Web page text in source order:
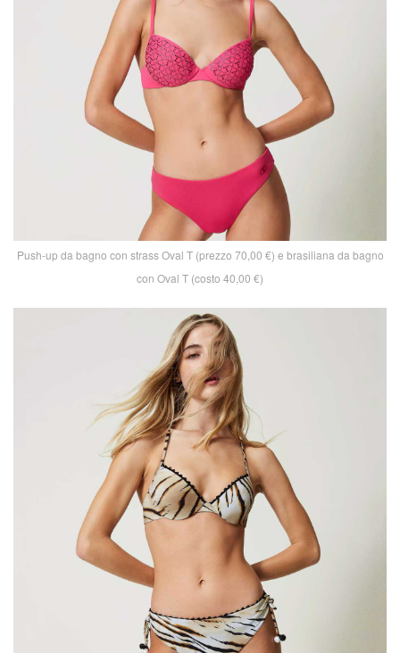
Push-up da bagno con strass Oval T (prezzo 70,00 €) e brasiliana da bagno
con Oval T (costo 40,00 €)